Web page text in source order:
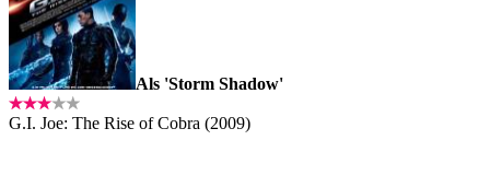
Als 'Storm Shadow'
G.I. Joe: The Rise of Cobra (2009)